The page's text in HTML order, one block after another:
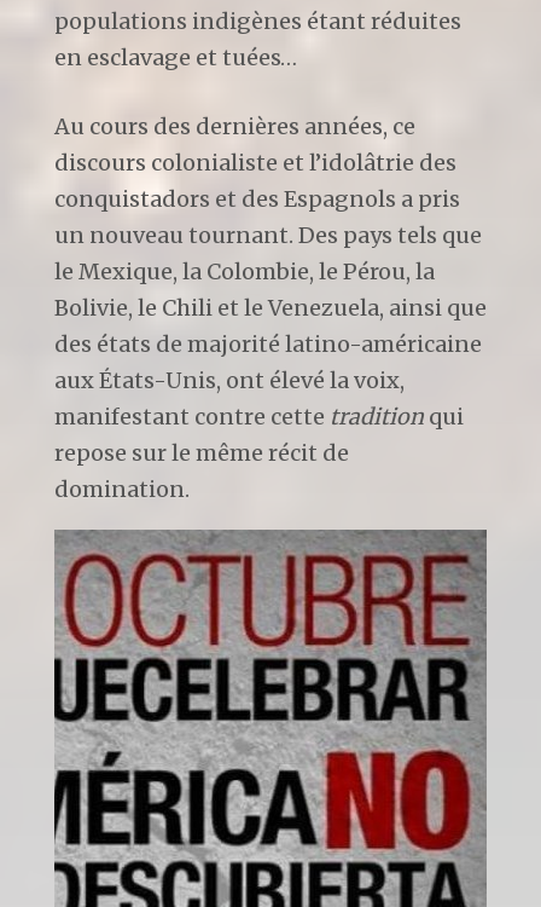
populations indigènes étant réduites
en esclavage et tuées…
Au cours des dernières années, ce
discours colonialiste et l’idolâtrie des
conquistadors et des Espagnols a pris
un nouveau tournant. Des pays tels que
le Mexique, la Colombie, le Pérou, la
Bolivie, le Chili et le Venezuela, ainsi que
des états de majorité latino-américaine
aux États-Unis, ont élevé la voix,
manifestant contre cette tradition qui
repose sur le même récit de
domination.